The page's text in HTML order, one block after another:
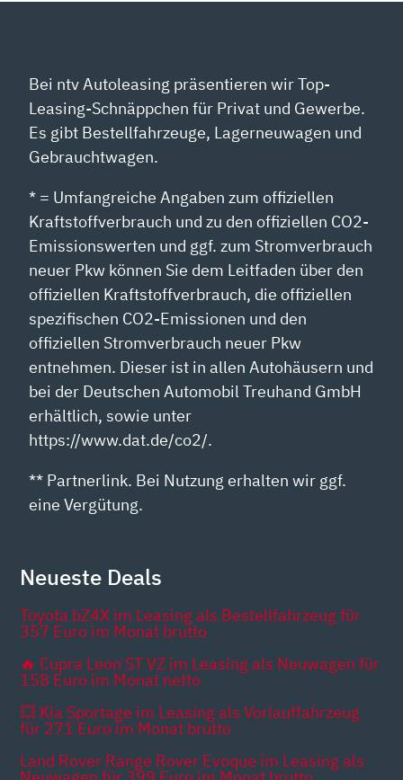
Bei ntv Autoleasing präsentieren wir Top-
Leasing-Schnäppchen für Privat und Gewerbe.
Es gibt Bestellfahrzeuge, Lagerneuwagen und
Gebrauchtwagen.
* = Umfangreiche Angaben zum offiziellen
Kraftstoffverbrauch und zu den offiziellen CO2-
Emissionswerten und ggf. zum Stromverbrauch
neuer Pkw können Sie dem Leitfaden über den
offiziellen Kraftstoffverbrauch, die offiziellen
spezifischen CO2-Emissionen und den
offiziellen Stromverbrauch neuer Pkw
entnehmen. Dieser ist in allen Autohäusern und
bei der Deutschen Automobil Treuhand GmbH
erhältlich, sowie unter
https://www.dat.de/co2/.
** Partnerlink. Bei Nutzung erhalten wir ggf.
eine Vergütung.
Neueste Deals
Toyota bZ4X im Leasing als Bestellfahrzeug für
357 Euro im Monat brutto
🔥 Cupra Leon ST VZ im Leasing als Neuwagen für
158 Euro im Monat netto
💥 Kia Sportage im Leasing als Vorlauffahrzeug
für 271 Euro im Monat brutto
Land Rover Range Rover Evoque im Leasing als